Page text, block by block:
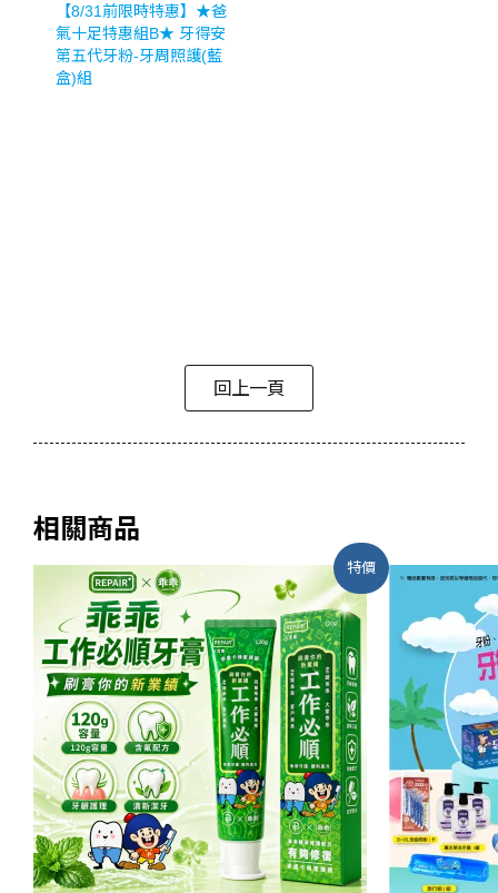
【8/31前限時特惠】★爸
氣十足特惠組B★ 牙得安
第五代牙粉-牙周照護(藍
盒)組
回上一頁
相關商品
特價